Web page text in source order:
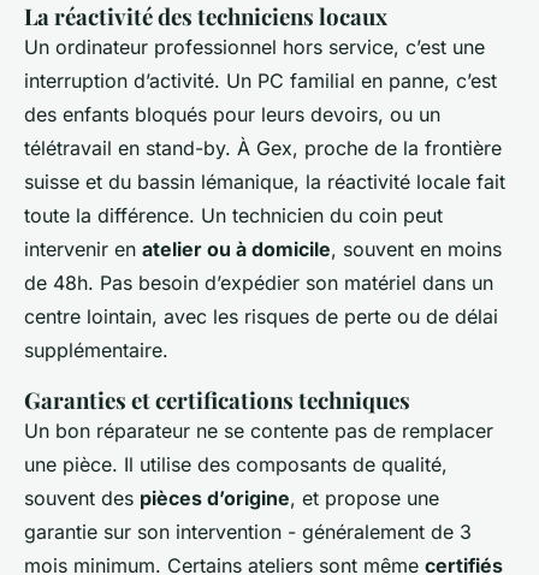
La réactivité des techniciens locaux
Un ordinateur professionnel hors service, c’est une
interruption d’activité. Un PC familial en panne, c’est
des enfants bloqués pour leurs devoirs, ou un
télétravail en stand-by. À Gex, proche de la frontière
suisse et du bassin lémanique, la réactivité locale fait
toute la différence. Un technicien du coin peut
intervenir en atelier ou à domicile, souvent en moins
de 48h. Pas besoin d’expédier son matériel dans un
centre lointain, avec les risques de perte ou de délai
supplémentaire.
Garanties et certifications techniques
Un bon réparateur ne se contente pas de remplacer
une pièce. Il utilise des composants de qualité,
souvent des pièces d’origine, et propose une
garantie sur son intervention - généralement de 3
mois minimum. Certains ateliers sont même certifiés